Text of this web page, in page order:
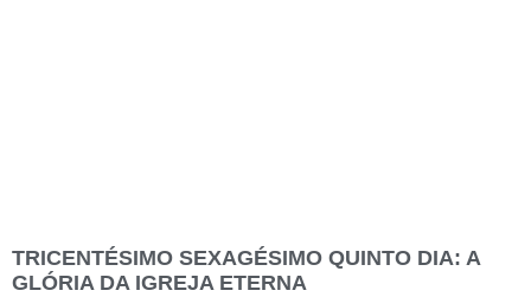
TRICENTÉSIMO SEXAGÉSIMO QUINTO DIA: A
GLÓRIA DA IGREJA ETERNA